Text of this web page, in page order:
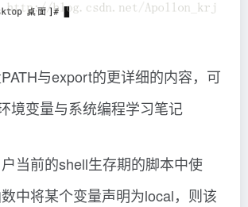
与export的更详细的内容，可
境变量与系统编程学习笔记
当前的shell生存期的脚本中使
中将某个变量声明为local，则该